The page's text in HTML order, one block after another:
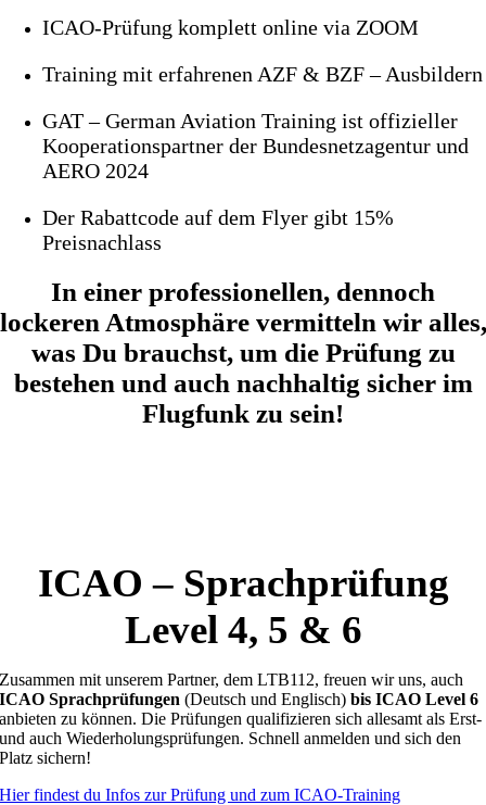
ICAO-Prüfung komplett online via ZOOM
Training mit erfahrenen AZF & BZF – Ausbildern
GAT – German Aviation Training ist offizieller
Kooperationspartner der Bundesnetzagentur und
AERO 2024
Der Rabattcode auf dem Flyer gibt 15%
Preisnachlass
In einer professionellen, dennoch
lockeren Atmosphäre vermitteln wir alles,
was Du brauchst, um die Prüfung zu
bestehen und auch nachhaltig sicher im
Flugfunk zu sein!
ICAO – Sprachprüfung
Level 4, 5 & 6
Zusammen mit unserem Partner, dem LTB112, freuen wir uns, auch
ICAO Sprachprüfungen (Deutsch und Englisch)bis ICAO Level 6
anbieten zu können. Die Prüfungen qualifizieren sich allesamt als Erst-
und auch Wiederholungsprüfungen. Schnell anmelden und sich den
Platz sichern!
Hier findest du Infos zur Prüfung und zum ICAO-Training